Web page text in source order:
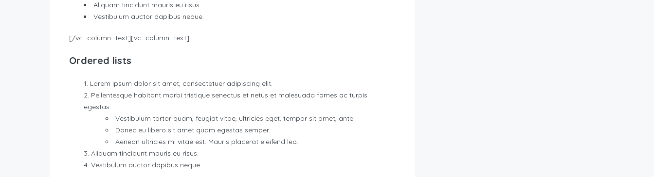
Aliquam tincidunt mauris eu risus.
Vestibulum auctor dapibus neque.
[/vc_column_text][vc_column_text]
Ordered lists
Lorem ipsum dolor sit amet, consectetuer adipiscing elit.
Pellentesque habitant morbi tristique senectus et netus et malesuada fames ac turpis
egestas.
Vestibulum tortor quam, feugiat vitae, ultricies eget, tempor sit amet, ante.
Donec eu libero sit amet quam egestas semper.
Aenean ultricies mi vitae est. Mauris placerat eleifend leo.
Aliquam tincidunt mauris eu risus.
Vestibulum auctor dapibus neque.